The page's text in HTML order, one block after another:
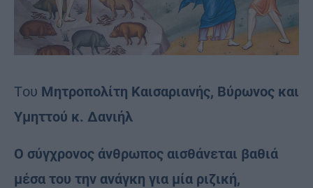
Tου Μητροπολίτη Καισαριανής, Βύρωνος και
Υμηττού κ. Δανιήλ
Ο σύγχρονος άνθρωπος αισθάνεται βαθιά
μέσα του την ανάγκη για μία ριζική,